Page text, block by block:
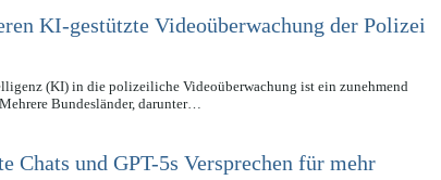
KI-gestützte Videoüberwachung der Polizei
(KI) in die polizeiliche Videoüberwachung ist ein zunehmend
Bundesländer, darunter…
Chats und GPT-5s Versprechen für mehr